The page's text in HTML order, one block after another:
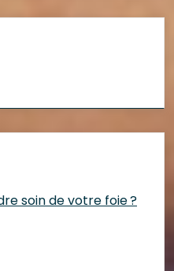
soin de votre foie ?